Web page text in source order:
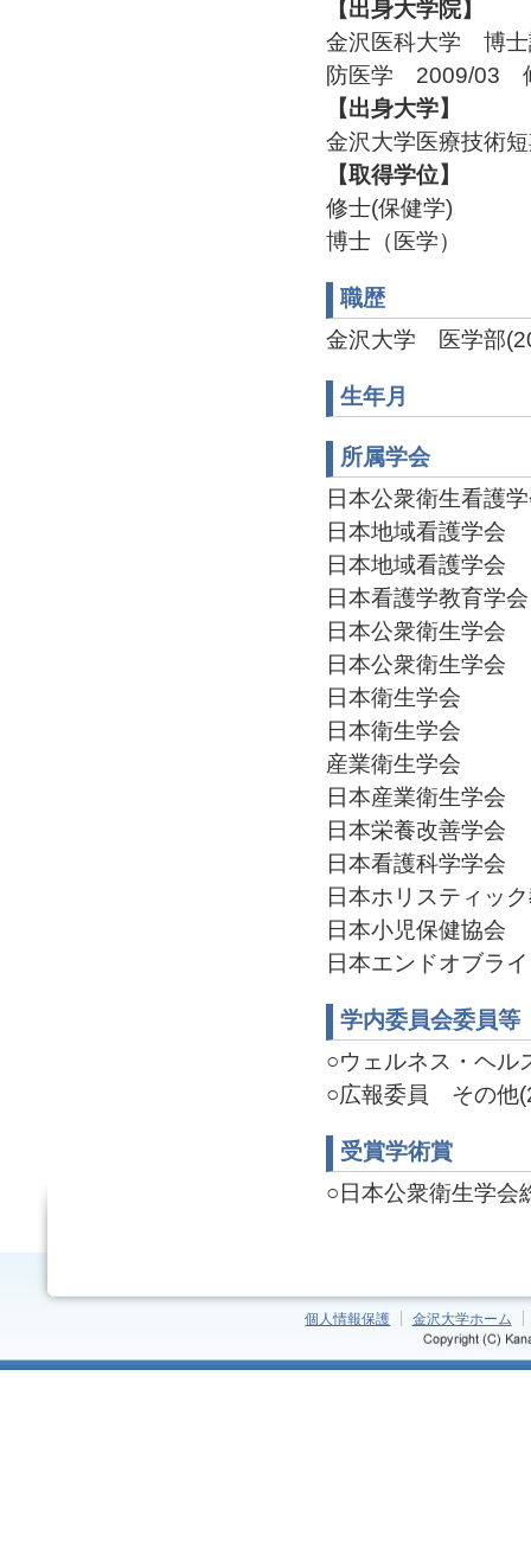
【出身大学院】
金沢医科大学 博
防医学 2009/03
【出身大学】
金沢大学医療技
【取得学位】
修士(保健学)
博士（医学）
職歴
金沢大学 医学部
生年月
所属学会
日本公衆衛生看護
日本地域看護学会
日本地域看護学会
日本看護学教育学会
日本公衆衛生学会
日本公衆衛生学会
日本衛生学会
日本衛生学会
産業衛生学会
日本産業衛生学会
日本栄養改善学会
日本看護科学学会
日本ホリスティッ
日本小児保健協会
日本エンドオブラ
学内委員会委員等
○ウェルネス・ヘ
○広報委員 その他
受賞学術賞
○日本公衆衛生学会
個人情報保護 金沢大学ホーム